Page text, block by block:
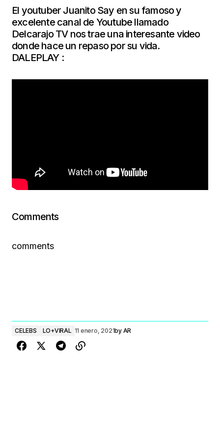
El youtuber Juanito Say en su famoso y
excelente canal de Youtube llamado
Delcarajo TV nos trae una interesante video
donde hace un repaso por su vida.
DALEPLAY :
Comments
comments
CELEBS LO+VIRAL 11 enero, 2021by AR